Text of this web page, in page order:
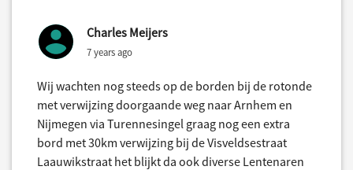
Charles Meijers
7 years ago
Wij wachten nog steeds op de borden bij de rotonde
met verwijzing doorgaande weg naar Arnhem en
Nijmegen via Turennesingel graag nog een extra
bord met 30km verwijzing bij de Visveldsestraat
Laauwikstraat het blijkt da ook diverse Lentenaren